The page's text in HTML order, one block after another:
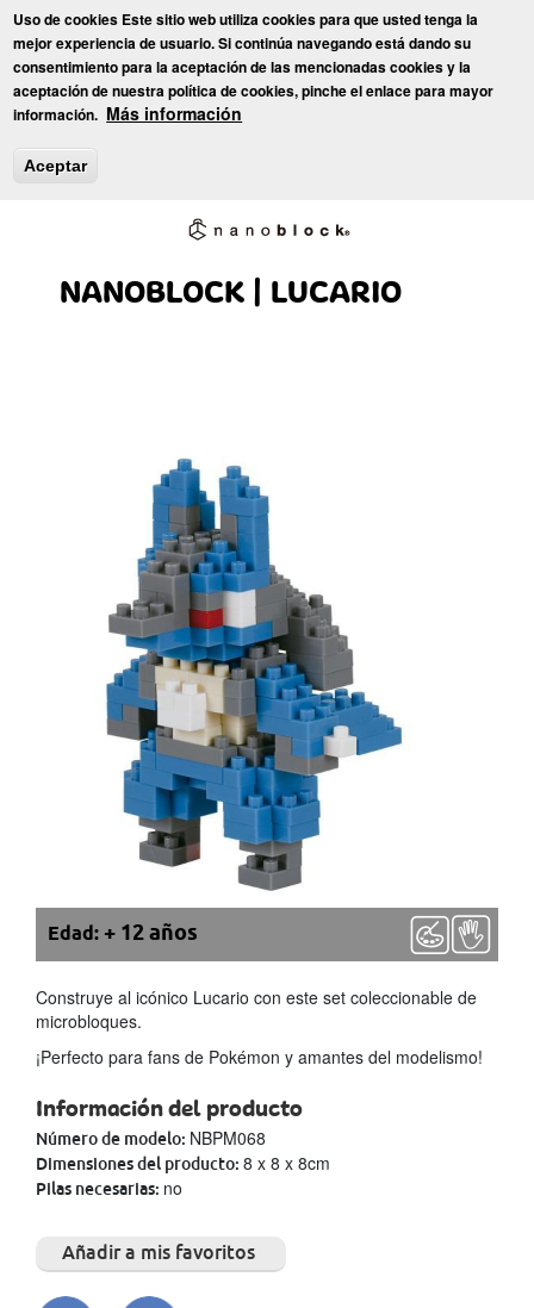
Uso de cookies Este sitio web utiliza cookies para que usted tenga la
mejor experiencia de usuario. Si continúa navegando está dando su
consentimiento para la aceptación de las mencionadas cookies y la
aceptación de nuestra política de cookies, pinche el enlace para mayor
información. Más información
Aceptar
Pasar
contenido
principal
Inicio »Juguetes»Nanoblock » NANOBLOCK | LUCARIO
NANOBLOCK | LUCARIO
Edad: + 12 años
Construye al icónico Lucario con este set coleccionable de
microbloques.
¡Perfecto para fans de Pokémon y amantes del modelismo!
Información del producto
Número de modelo: NBPM068
Dimensiones del producto: 8 x 8 x 8cm
Pilas necesarias: no
Añadir a mis favoritos